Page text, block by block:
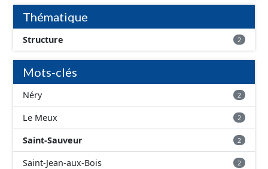
et structurés conformément aux prescriptions du
standard CNIG Sites Economiques. Ce lot ne contient pas
la référence aux terrains à vocation économique à ce
jour. Il est filtré au-delà des prescriptions du CNIG se
limitant aux SCI.
Thématique
Structure 2
Mots-clés
Néry 2
Le Meux 2
Saint-Sauveur 2
Saint-Jean-aux-Bois 2